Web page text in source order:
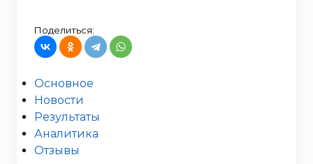
Поделиться:
Основное
Новости
Результаты
Аналитика
Отзывы